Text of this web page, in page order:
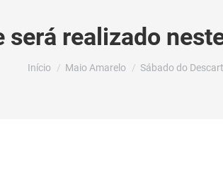
será realizado
Você está aqui:
Início Maio Amarelo Sábado do